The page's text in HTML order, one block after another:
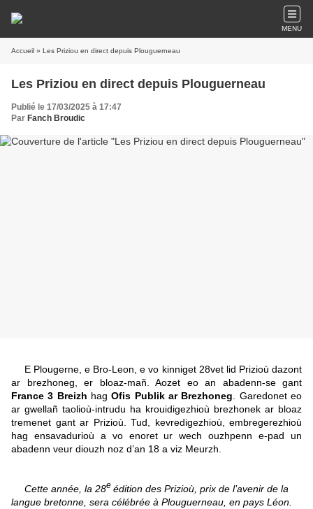
MENU
Accueil » Les Priziou en direct depuis Plouguerneau
Les Priziou en direct depuis Plouguerneau
Publié le 17/03/2025 à 17:47
Par Fanch Broudic
E Plougerne, e Bro-Leon, e vo kinniget 28vet lid Prizioù dazont
ar brezhoneg, er bloaz-mañ. Aozet eo an abadenn-se gant
France 3 Breizh hagOfis Publik ar Brezhoneg . Garedonet eo
ar gwellañ taolioù-intrudu ha krouidigezhioù brezhonek ar bloaz
tremenet gant ar Prizioù. Tud, kevredigezhioù, embregerezhioù
hag ensavadurioù a vo enoret ur wech ouzhpenn e-pad un
abadenn veur diouzh noz d’an 18 a viz Meurzh.
Cette année, la 28e édition des Prizioù, prix de l’avenir de la
langue bretonne, sera célébrée à Plouguerneau, en pays Léon.